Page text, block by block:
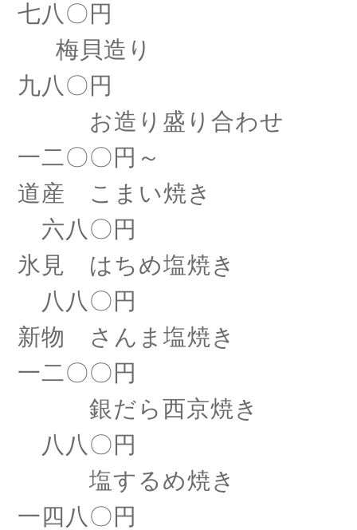
七八〇円
梅貝造り
九八〇円
お造り盛り合わせ
一二〇〇円～
道産 こまい焼き
六八〇円
氷見 はちめ塩焼き
八八〇円
新物 さんま塩焼き
一二〇〇円
銀だら西京焼き
八八〇円
塩するめ焼き
一四八〇円